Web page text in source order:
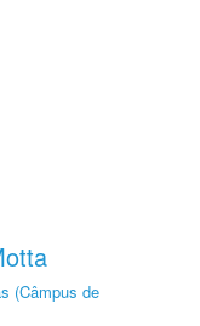
(Câmpus de